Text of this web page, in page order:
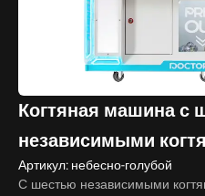
Когтяная машина с
независимыми
Артикул: небесно-голубой
С шестью независимыми